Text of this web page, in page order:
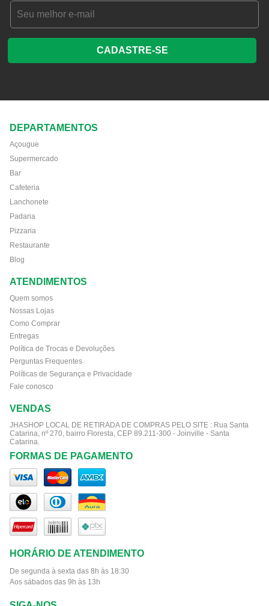
CADASTRE-SE
DEPARTAMENTOS
Açougue
Supermercado
Bar
Cafeteria
Lanchonete
Padaria
Pizzaria
Restaurante
Blog
ATENDIMENTOS
Quem somos
Nossas Lojas
Como Comprar
Entregas
Política de Trocas e Devoluções
Perguntas Frequentes
Políticas de Segurança e Privacidade
Fale conosco
VENDAS
JHASHOP LOCAL DE RETIRADA DE COMPRAS PELO SITE : Rua Santa
Catarina, nº 270, bairro Floresta, CEP 89.211-300 - Joinville - Santa
Catarina.
FORMAS DE PAGAMENTO
HORÁRIO DE ATENDIMENTO
De segunda à sexta das 8h às 18:30
Aos sábados das 9h às 13h